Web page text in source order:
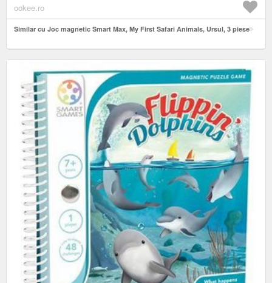
ookee.ro
Similar cu Joc magnetic Smart Max, My First Safari Animals, Ursul, 3 piese